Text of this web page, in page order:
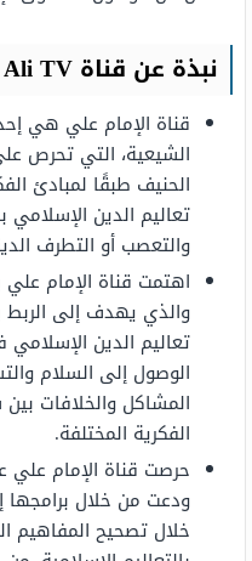
نبذة عن قناةAli TV
قناة الإمام علي هي
الشيعية، التي تحرص
الحنيف طبقًا لمبادئ
تعاليم الدين
والتعصب أو التطرف
اهتمت قناة الإمام علي
والذي يهدف إلى الربط
تعاليم الدين
الوصول إلى السلام
المشاكل والخلافات
الفكرية المختلفة.
حرصت قناة الإمام علي
ودعت من خلال برامجها
خلال تصحيح المفاهيم